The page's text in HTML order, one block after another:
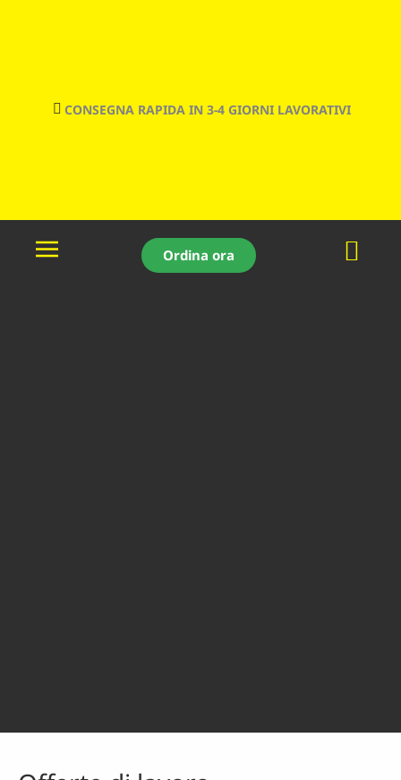
CONSEGNA RAPIDA IN 3-4 GIORNI LAVORATIVI
Menu
Ordina ora